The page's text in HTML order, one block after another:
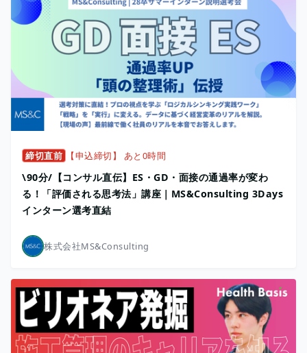
締切直前 【申込締切】 あと0時間
\90分/【コンサル直伝】ES・GD・面接の通過率が変わ
る！「評価される思考法」講座｜MS&Consulting 3Days
インターン選考直結
株式会社MS&Consulting